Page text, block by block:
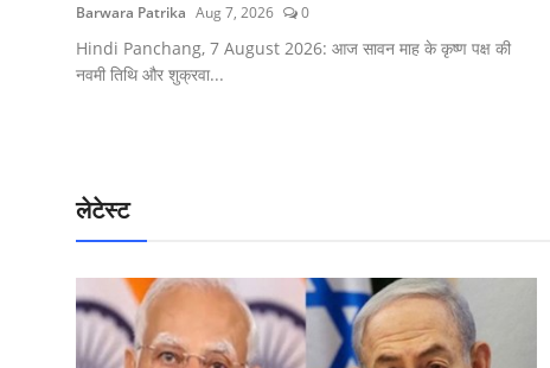
Barwara Patrika Aug 7, 2026 0
Hindi Panchang, 7 August 2026: आज सावन माह के कृष्ण पक्ष की
नवमी तिथि और शुक्रवा...
लेटेस्ट